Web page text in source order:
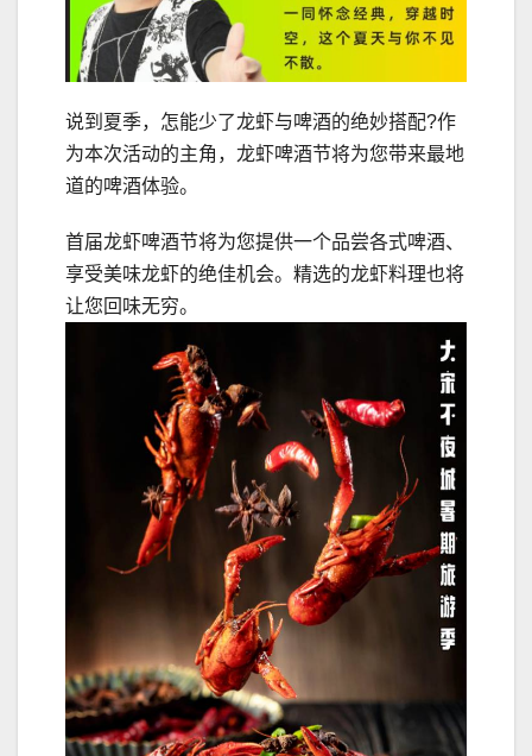
说到夏季，怎能少了龙虾与啤酒的绝妙搭配?作
为本次活动的主角，龙虾啤酒节将为您带来最地
道的啤酒体验。
首届龙虾啤酒节将为您提供一个品尝各式啤酒、
享受美味龙虾的绝佳机会。精选的龙虾料理也将
让您回味无穷。